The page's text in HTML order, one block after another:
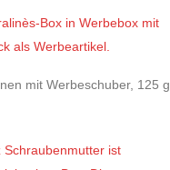
mit Werbeschuber, 125 g